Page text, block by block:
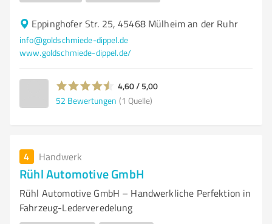
Eppinghofer Str. 25, 45468 Mülheim an der Ruhr
info@goldschmiede-dippel.de
www.goldschmiede-dippel.de/
4,60 / 5,00
52 Bewertungen (1 Quelle)
4 Handwerk
Rühl Automotive GmbH
Rühl Automotive GmbH – Handwerkliche Perfektion in
Fahrzeug-Lederveredelung